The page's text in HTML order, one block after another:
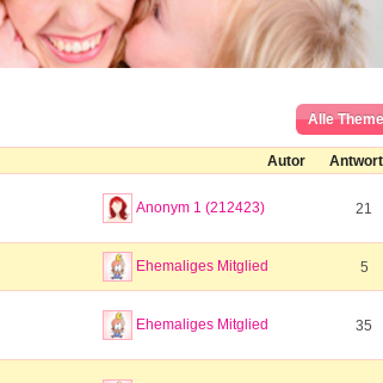
Alle
Autor
Anonym 1 (212423) 21
Ehemaliges Mitglied 5
Ehemaliges Mitglied 35